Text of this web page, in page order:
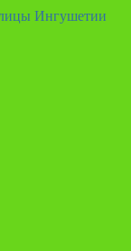
Ингушетии